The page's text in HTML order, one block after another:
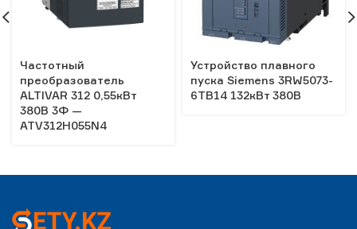
Частотный
преобразователь
ALTIVAR 312 0,55кВт
380В 3Ф —
ATV312H055N4
Устройство плавного
пуска Siemens 3RW5073-
6TB14 132кВт 380В